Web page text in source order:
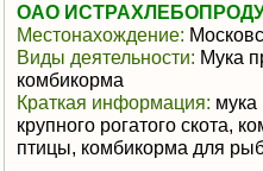
ОАО
Местонахождение:
Виды деятельности: Мука
комбикорма
Краткая информация:
крупного рогатого скота,
птицы, комбикорма для